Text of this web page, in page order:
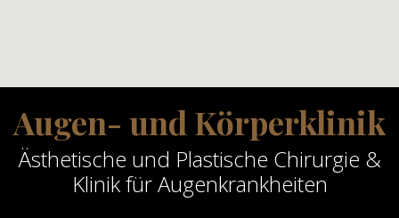
Augen- und Körperklinik
Ästhetische und Plastische Chirurgie &
Klinik für Augenkrankheiten